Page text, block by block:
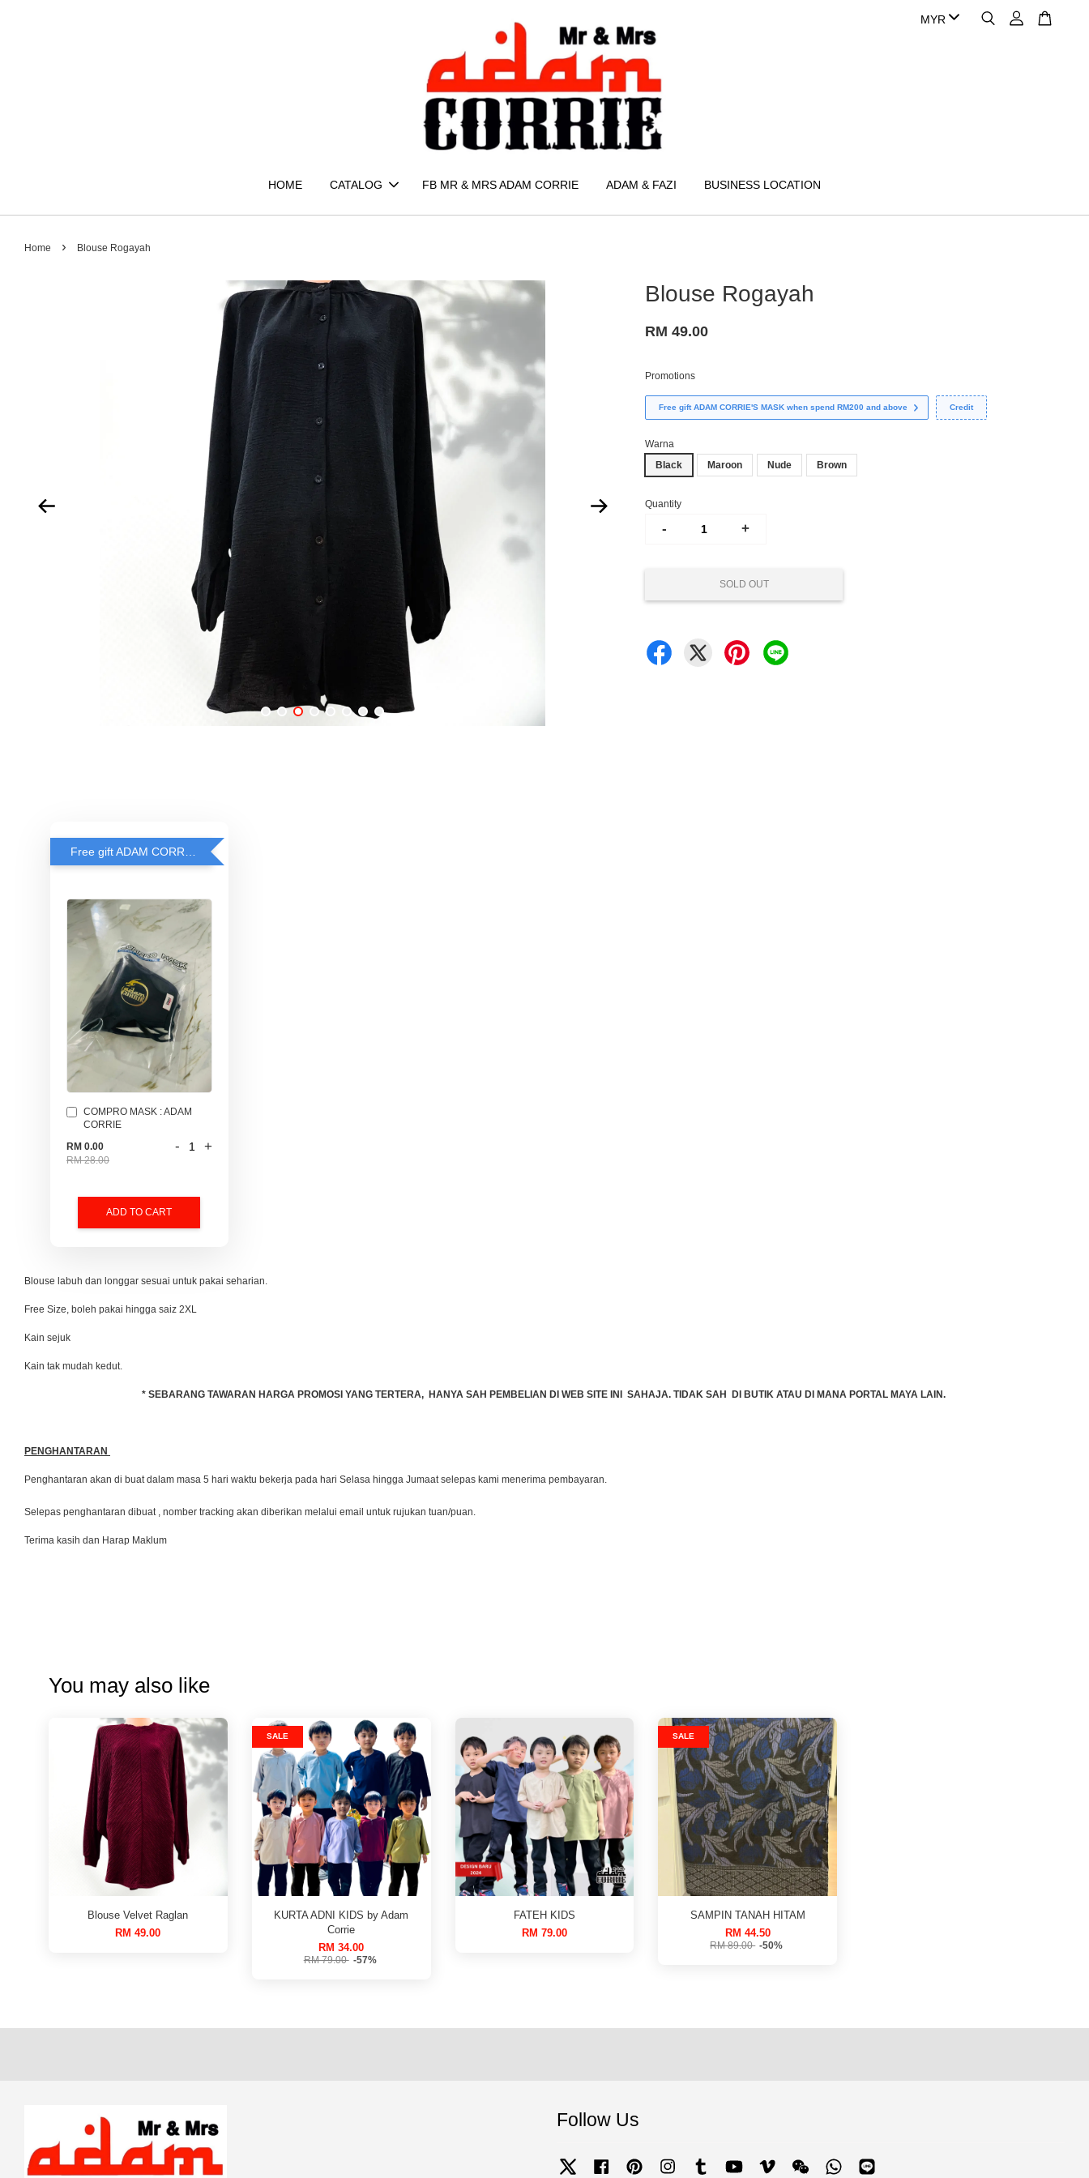
HOME CATALOG FB MR & MRS ADAM CORRIE ADAM & FAZI BUSINESS LOCATION
Home › Blouse Rogayah
Blouse Rogayah
RM 49.00
Promotions
Free gift ADAM CORRIE'S MASK when spend RM200 and above Credit
Warna
Black
Maroon Nude Brown
Quantity
- +
SOLD OUT
COMPRO MASK : ADAM
CORRIE
RM 0.00
RM 28.00
- +
ADD TO CART
Blouse labuh dan longgar sesuai untuk pakai seharian.
Free Size, boleh pakai hingga saiz 2XL
Kain sejuk
Kain tak mudah kedut.
* SEBARANG TAWARAN HARGA PROMOSI YANG TERTERA, HANYA SAH PEMBELIAN DI WEB SITE INI SAHAJA. TIDAK SAH DI BUTIK ATAU DI MANA PORTAL MAYA LAIN.
PENGHANTARAN
Penghantaran akan di buat dalam masa 5 hari waktu bekerja pada hari Selasa hingga Jumaat selepas kami menerima pembayaran.
Selepas penghantaran dibuat , nomber tracking akan diberikan melalui email untuk rujukan tuan/puan.
Terima kasih dan Harap Maklum
You may also like
Blouse Velvet Raglan
RM 49.00
SALE
KURTA ADNI KIDS by Adam
Corrie
RM 34.00
RM 79.00 -57%
FATEH KIDS
RM 79.00
SALE
SAMPIN TANAH HITAM
RM 44.50
RM 89.00 -50%
Follow Us
Twitter Facebook Pinterest Instagram Tumblr YouTube Vimeo Wechat Whatsapp